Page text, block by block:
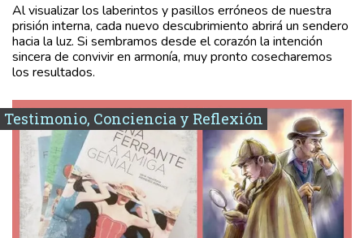
Al visualizar los laberintos y pasillos erróneos de nuestra
prisión interna, cada nuevo descubrimiento abrirá un sendero
hacia la luz. Si sembramos desde el corazón la intención
sincera de convivir en armonía, muy pronto cosecharemos
los resultados.
Testimonio, Conciencia y Reflexión